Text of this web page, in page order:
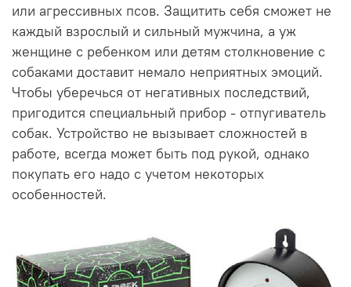
или агрессивных псов. Защитить себя сможет не
каждый взрослый и сильный мужчина, а уж
женщине с ребенком или детям столкновение с
собаками доставит немало неприятных эмоций.
Чтобы уберечься от негативных последствий,
пригодится специальный прибор - отпугиватель
собак. Устройство не вызывает сложностей в
работе, всегда может быть под рукой, однако
покупать его надо с учетом некоторых
особенностей.